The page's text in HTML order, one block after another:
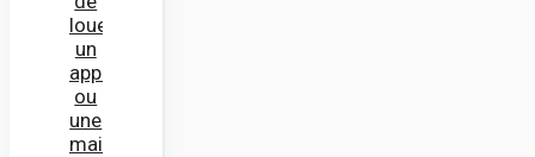
louer
un
appartement
ou
une
maison